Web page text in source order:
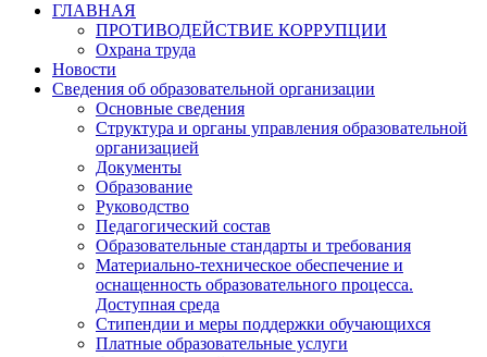
ГЛАВНАЯ
ПРОТИВОДЕЙСТВИЕ КОРРУПЦИИ
Охрана труда
Новости
Сведения об образовательной организации
Основные сведения
Структура и органы управления образовательной
организацией
Документы
Образование
Руководство
Педагогический состав
Образовательные стандарты и требования
Материально-техническое обеспечение и
оснащенность образовательного процесса.
Доступная среда
Стипендии и меры поддержки обучающихся
Платные образовательные услуги